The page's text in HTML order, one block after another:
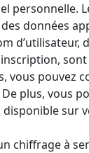
données
vous
plus, vous
sur
chiffrage à